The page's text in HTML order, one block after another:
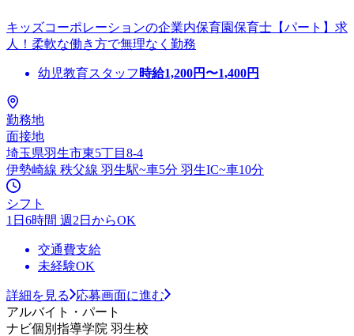
キッズコーポレーションの企業内保育園保育士【パート】求
人！柔軟な働き方で無理なく勤務
幼児教育スタッフ 時給1,200円〜1,400円
勤務地
面接地
埼玉県羽生市東5丁目8-4
伊勢崎線 秩父線 羽生駅~車5分 羽生IC~車10分
シフト
1日6時間 週2日からOK
交通費支給
未経験OK
詳細を見る
応募画面に進む
アルバイト・パート
ナビ個別指導学院 羽生校